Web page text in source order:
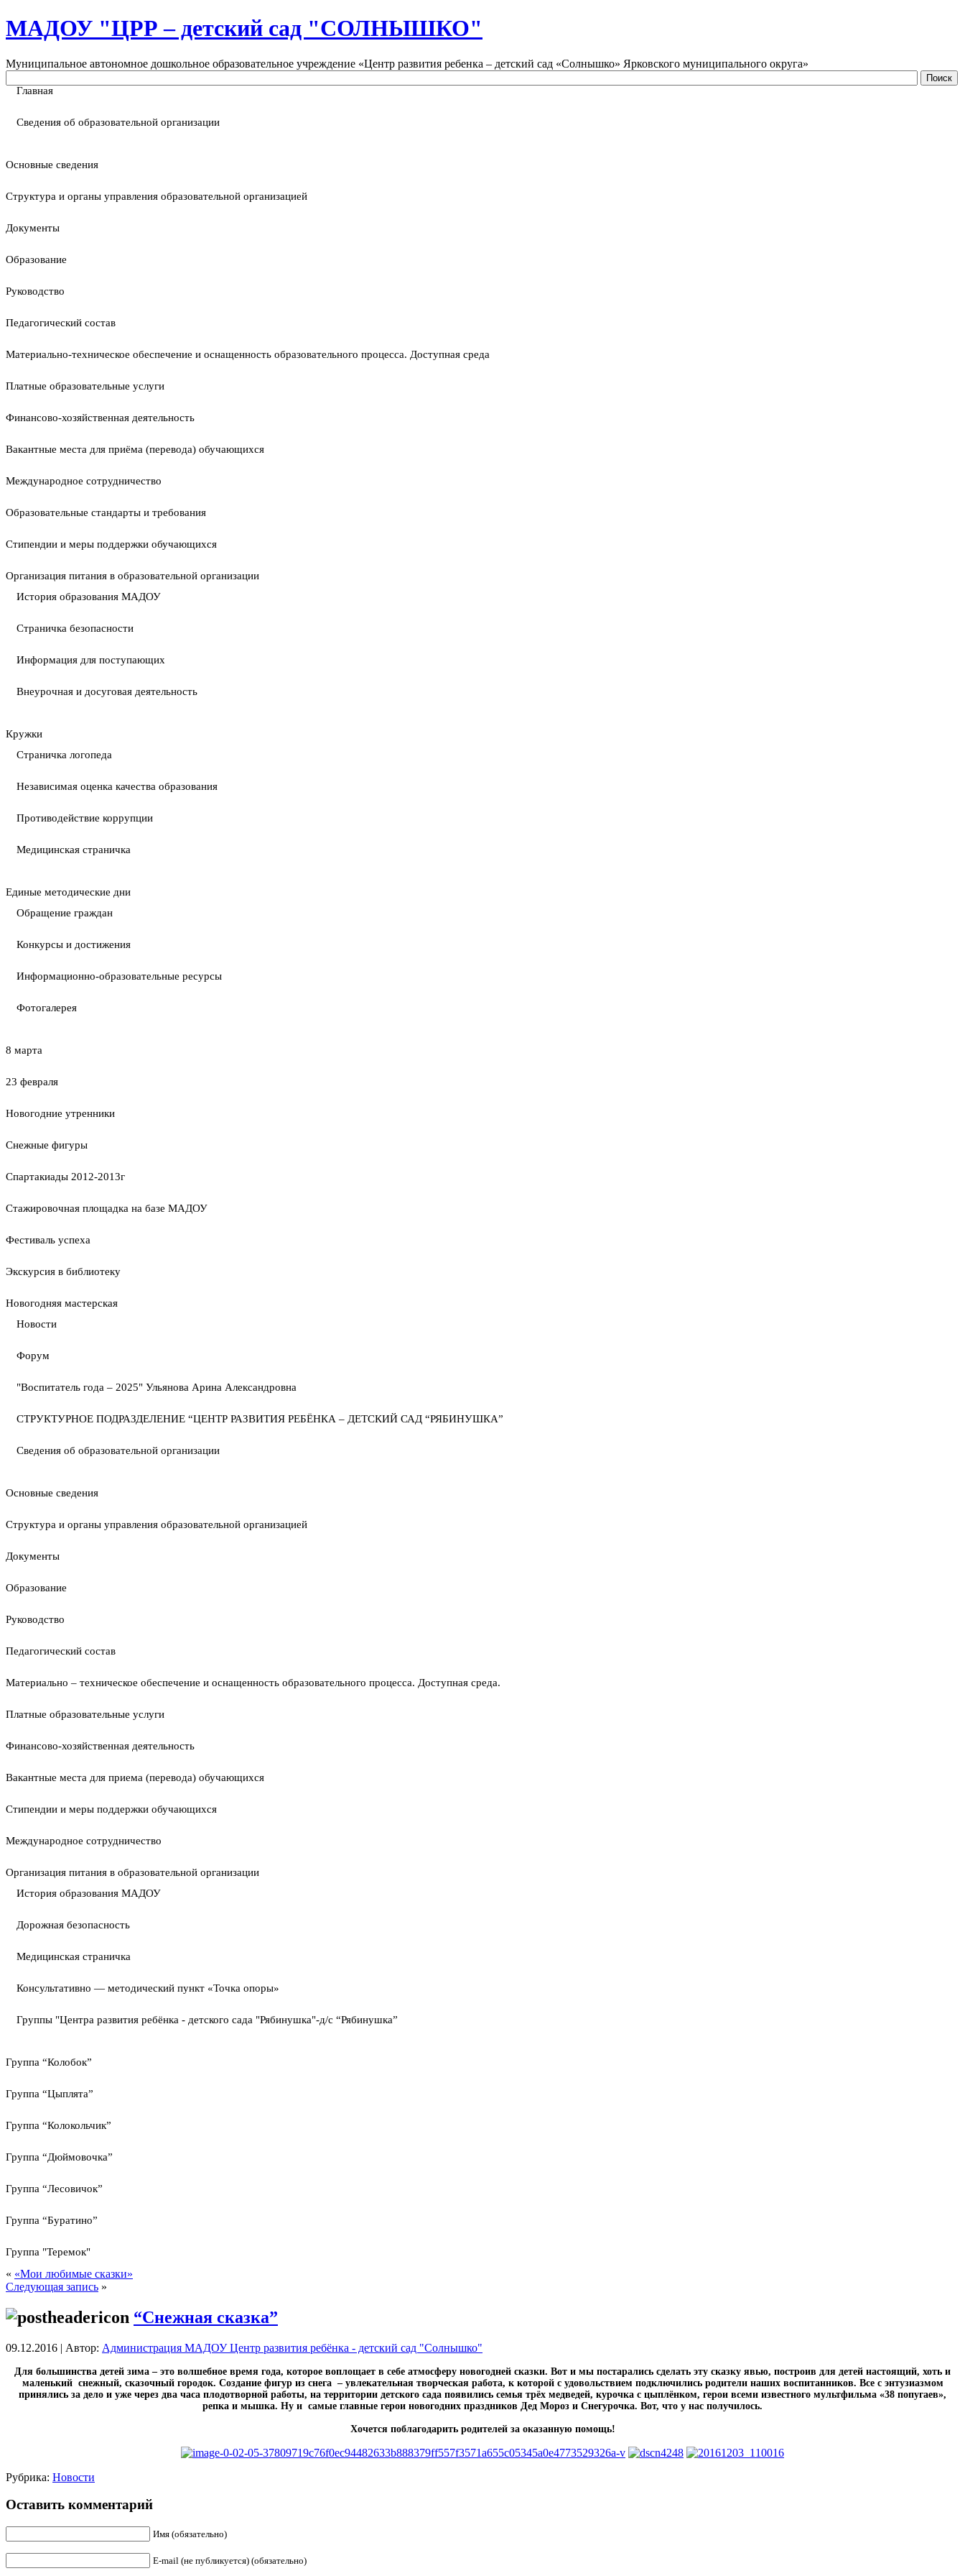
МАДОУ "ЦРР – детский сад "СОЛНЫШКО"
Муниципальное автономное дошкольное образовательное учреждение «Центр развития ребенка – детский сад «Солнышко» Ярковского муниципального округа»
Главная
Сведения об образовательной организации
Основные сведения
Структура и органы управления образовательной организацией
Документы
Образование
Руководство
Педагогический состав
Материально-техническое обеспечение и оснащенность образовательного процесса. Доступная среда
Платные образовательные услуги
Финансово-хозяйственная деятельность
Вакантные места для приёма (перевода) обучающихся
Международное сотрудничество
Образовательные стандарты и требования
Стипендии и меры поддержки обучающихся
Организация питания в образовательной организации
История образования МАДОУ
Страничка безопасности
Информация для поступающих
Внеурочная и досуговая деятельность
Кружки
Страничка логопеда
Независимая оценка качества образования
Противодействие коррупции
Медицинская страничка
Единые методические дни
Обращение граждан
Конкурсы и достижения
Информационно-образовательные ресурсы
Фотогалерея
8 марта
23 февраля
Новогодние утренники
Cнежные фигуры
Спартакиады 2012-2013г
Стажировочная площадка на базе МАДОУ
Фестиваль успеха
Экскурсия в библиотеку
Новогодняя мастерская
Новости
Форум
"Воспитатель года – 2025" Ульянова Арина Александровна
СТРУКТУРНОЕ ПОДРАЗДЕЛЕНИЕ “ЦЕНТР РАЗВИТИЯ РЕБЁНКА – ДЕТСКИЙ САД “РЯБИНУШКА”
Сведения об образовательной организации
Основные сведения
Структура и органы управления образовательной организацией
Документы
Образование
Руководство
Педагогический состав
Материально – техническое обеспечение и оснащенность образовательного процесса. Доступная среда.
Платные образовательные услуги
Финансово-хозяйственная деятельность
Вакантные места для приема (перевода) обучающихся
Стипендии и меры поддержки обучающихся
Международное сотрудничество
Организация питания в образовательной организации
История образования МАДОУ
Дорожная безопасность
Медицинская страничка
Консультативно — методический пункт «Точка опоры»
Группы "Центра развития ребёнка - детского сада "Рябинушка"-д/с “Рябинушка”
Группа “Колобок”
Группа “Цыплята”
Группа “Колокольчик”
Группа “Дюймовочка”
Группа “Лесовичок”
Группа “Буратино”
Группа "Теремок"
« «Мои любимые сказки»
Следующая запись »
“Снежная сказка”
09.12.2016 | Автор: Администрация МАДОУ Центр развития ребёнка - детский сад "Солнышко"
Для большинства детей зима – это волшебное время года, которое воплощает в себе атмосферу новогодней сказки. Вот и мы постарались сделать эту сказку явью, построив для детей настоящий, хоть и
маленький снежный, сказочный городок. Создание фигур из снега – увлекательная творческая работа, к которой с удовольствием подключились родители наших воспитанников. Все с энтузиазмом
принялись за дело и уже через два часа плодотворной работы, на территории детского сада появились семья трёх медведей, курочка с цыплёнком, герои всеми известного мультфильма «38 попугаев»,
репка и мышка. Ну и самые главные герои новогодних праздников Дед Мороз и Снегурочка. Вот, что у нас получилось.
Хочется поблагодарить родителей за оказанную помощь!
Рубрика: Новости
Оставить комментарий
Имя (обязательно)
E-mail (не публикуется) (обязательно)